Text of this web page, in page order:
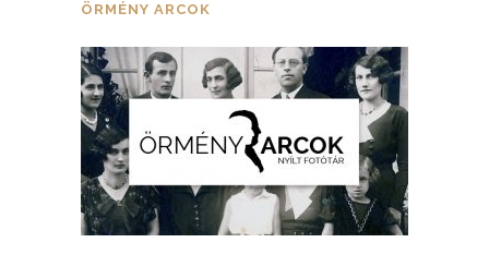
ÖRMÉNY ARCOK